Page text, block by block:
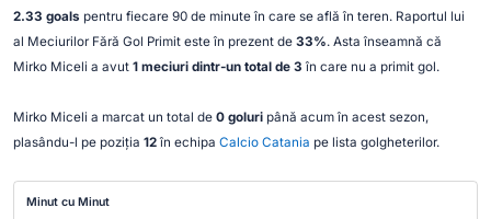
2.33 goals pentru fiecare 90 de minute în care se află în teren. Raportul lui
al Meciurilor Fără Gol Primit este în prezent de 33%. Asta înseamnă că
Mirko Miceli a avut 1 meciuri dintr-un total de 3 în care nu a primit gol.
Mirko Miceli a marcat un total de 0 goluripână acum în acest sezon,
plasându-l pe poziția 12în echipa Calcio Catania pe lista golgheterilor.
Minut cu Minut